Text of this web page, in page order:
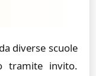
diverse scuole
tramite invito.